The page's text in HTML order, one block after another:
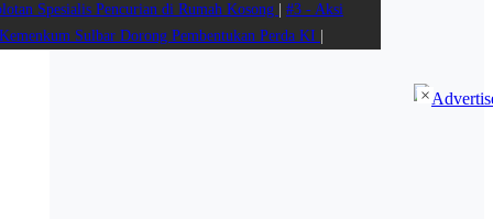
Spesialis Pencurian di Rumah Kosong #3 - Aksi
Sulbar Dorong Pembentukan Perda KI
×